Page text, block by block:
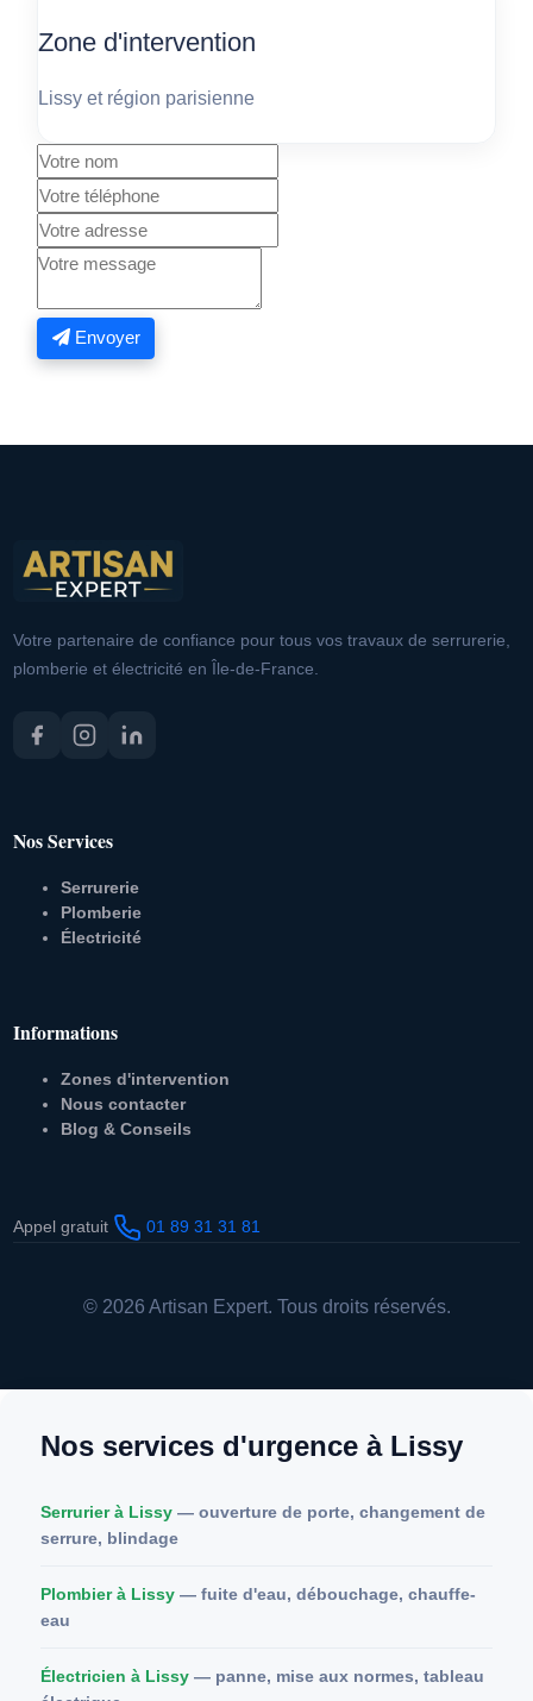
Zone d'intervention
Lissy et région parisienne
Envoyer
Votre partenaire de confiance pour tous vos travaux de serrurerie,
plomberie et électricité en Île-de-France.
Nos Services
Serrurerie
Plomberie
Électricité
Informations
Zones d'intervention
Nous contacter
Blog & Conseils
Appel gratuit 01 89 31 31 81
© 2026 Artisan Expert. Tous droits réservés.
Nos services d'urgence à Lissy
Serrurier à Lissy — ouverture de porte, changement de
serrure, blindage
Plombier à Lissy — fuite d'eau, débouchage, chauffe-
eau
Électricien à Lissy — panne, mise aux normes, tableau